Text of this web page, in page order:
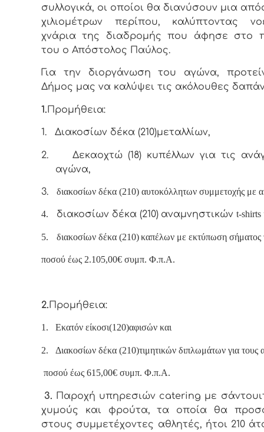
συλλογικά, οι οποίοι θα διανύσουν μια
χιλιομέτρων περίπου, καλύπτοντας
χνάρια της διαδρομής που άφησε στο
του ο Απόστολος Παύλος.
Για την διοργάνωση του αγώνα,
Δήμος μας να καλύψει τις ακόλουθες
1.Προμήθεια:
1. Διακοσίων δέκα (210)μεταλλίων,
2.
Δεκαοχτώ (18) κυπέλλων για τις
αγώνα,
3. διακοσίων δέκα (210) αυτοκόλλητων συμμετοχής με
4. διακοσίων δέκα (210) αναμνηστικών t-shirts
5. διακοσίων δέκα (210)καπέλων με εκτύπωση σήματος
ποσού έως 2.105,00€ συμπ. Φ.π.Α.
2.Προμήθεια:
1. Εκατόν είκοσι(120)αφισών και
2. Διακοσίων δέκα (210)τιμητικών διπλωμάτων για τους
ποσού έως 615,00€ συμπ. Φ.π.Α.
3. Παροχή υπηρεσιών catering με
χυμούς και φρούτα, τα οποία θα
στους συμμετέχοντες αθλητές, ήτοι 210